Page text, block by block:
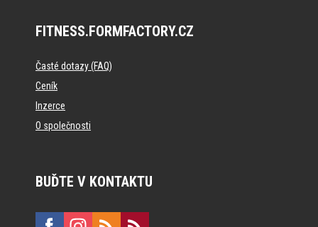
FITNESS.FORMFACTORY.CZ
Časté dotazy (FAQ)
Ceník
Inzerce
O společnosti
BUĎTE V KONTAKTU